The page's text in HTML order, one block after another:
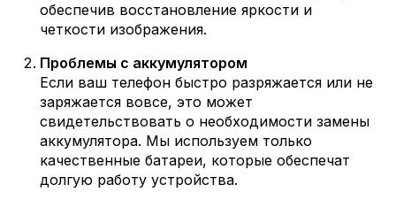
обеспечив восстановление яркости и
четкости изображения.
Проблемы с аккумулятором
Если ваш телефон быстро разряжается или не
заряжается вовсе, это может
свидетельствовать о необходимости замены
аккумулятора. Мы используем только
качественные батареи, которые обеспечат
долгую работу устройства.